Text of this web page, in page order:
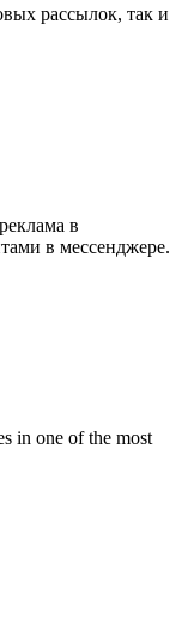
рассылок, так и
в
в мессенджере.
in one of the most